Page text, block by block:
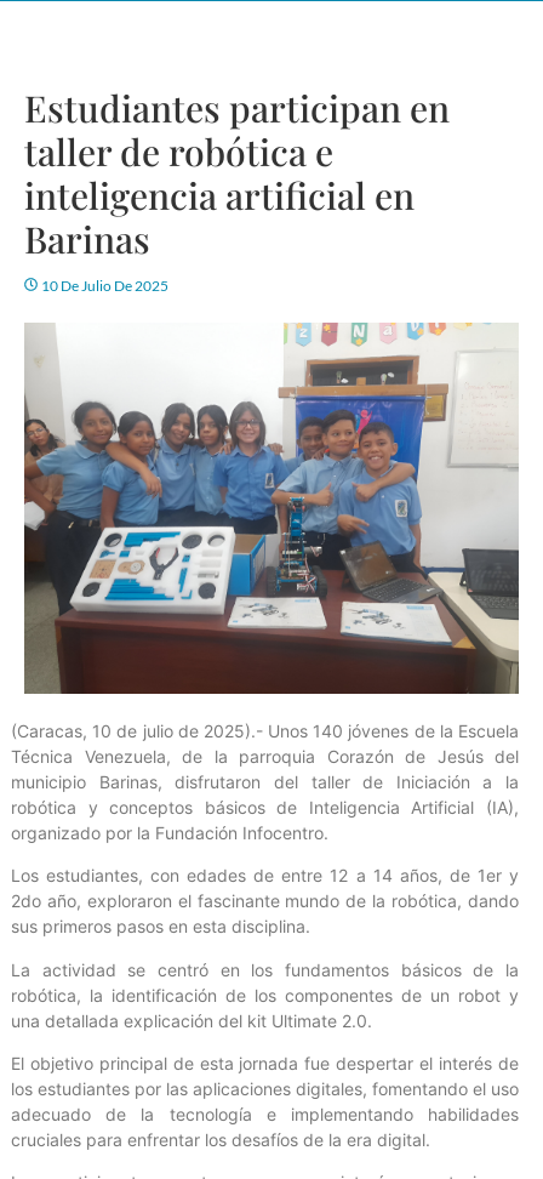
Estudiantes participan en
taller de robótica e
inteligencia artificial en
Barinas
10 De Julio De 2025
(Caracas, 10 de julio de 2025).- Unos 140 jóvenes de la Escuela
Técnica Venezuela, de la parroquia Corazón de Jesús del
municipio Barinas, disfrutaron del taller de Iniciación a la
robótica y conceptos básicos de Inteligencia Artificial (IA),
organizado por la Fundación Infocentro.
Los estudiantes, con edades de entre 12 a 14 años, de 1er y
2do año, exploraron el fascinante mundo de la robótica, dando
sus primeros pasos en esta disciplina.
La actividad se centró en los fundamentos básicos de la
robótica, la identificación de los componentes de un robot y
una detallada explicación del kit Ultimate 2.0.
El objetivo principal de esta jornada fue despertar el interés de
los estudiantes por las aplicaciones digitales, fomentando el uso
adecuado de la tecnología e implementando habilidades
cruciales para enfrentar los desafíos de la era digital.